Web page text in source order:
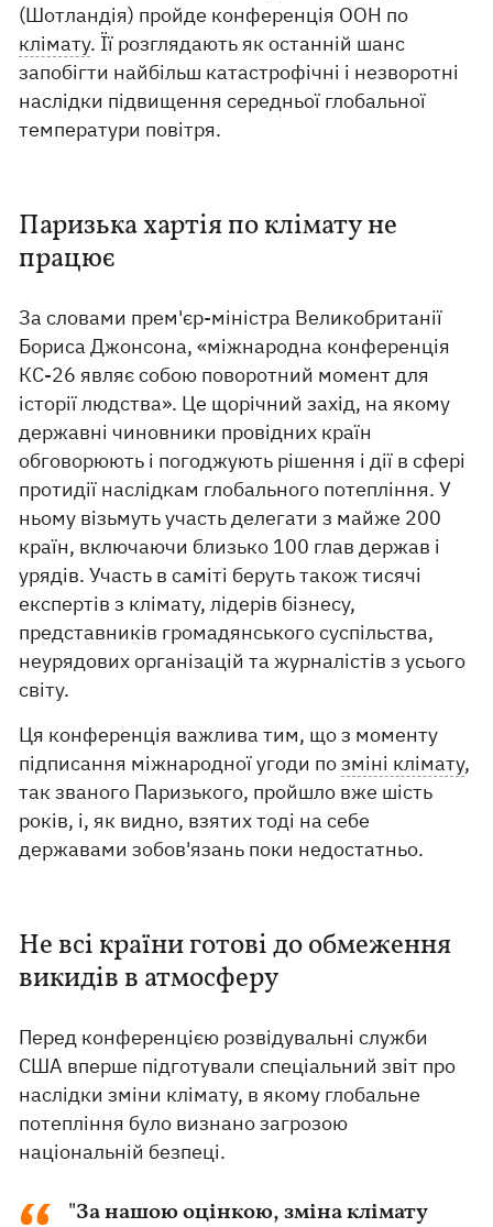
(Шотландія) пройде конференція ООН по
клімату. Її розглядають як останній шанс
запобігти найбільш катастрофічні і незворотні
наслідки підвищення середньої глобальної
температури повітря.
Паризька хартія по клімату не
працює
За словами прем'єр-міністра Великобританії
Бориса Джонсона, «міжнародна конференція
КС-26 являє собою поворотний момент для
історії людства». Це щорічний захід, на якому
державні чиновники провідних країн
обговорюють і погоджують рішення і дії в сфері
протидії наслідкам глобального потепління. У
ньому візьмуть участь делегати з майже 200
країн, включаючи близько 100 глав держав і
урядів. Участь в саміті беруть також тисячі
експертів з клімату, лідерів бізнесу,
представників громадянського суспільства,
неурядових організацій та журналістів з усього
світу.
Ця конференція важлива тим, що з моменту
підписання міжнародної угоди позміні клімату,
так званого Паризького, пройшло вже шість
років, і, як видно, взятих тоді на себе
державами зобов'язань поки недостатньо.
Не всі країни готові до обмеження
викидів в атмосферу
Перед конференцією розвідувальні служби
США вперше підготували спеціальний звіт про
наслідки зміни клімату, в якому глобальне
потепління було визнано загрозою
національній безпеці.
"За нашою оцінкою, зміна клімату